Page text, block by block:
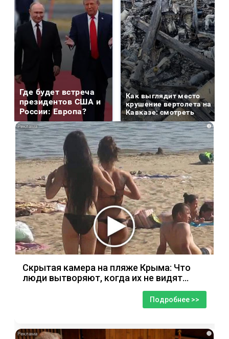
Где будет встреча
президентов США и
России: Европа?
Как выглядит место
крушение вертолета на
Кавказе: смотреть
i
Скрытая камера на пляже Крыма: Что
люди вытворяют, когда их не видят...
Подробнее >>
i